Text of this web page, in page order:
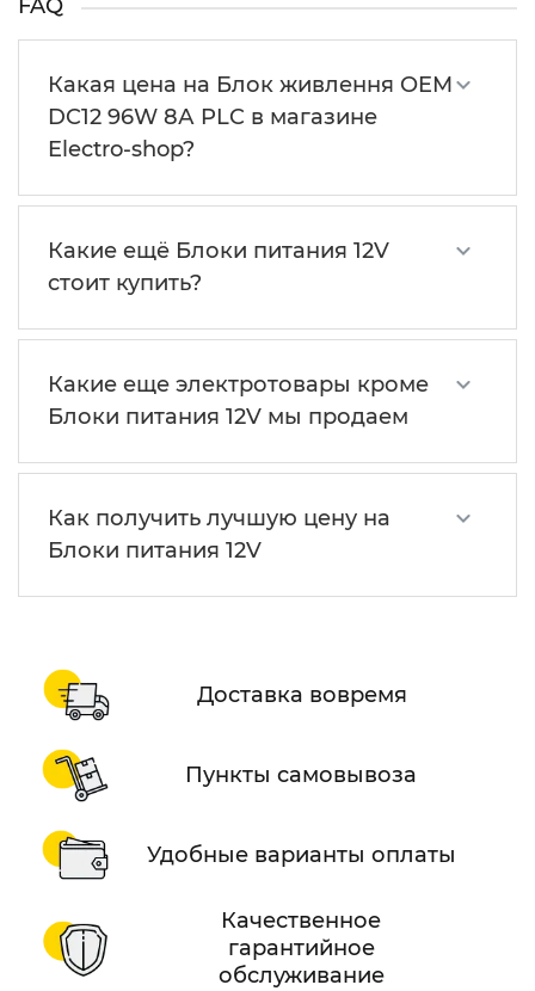
FAQ
Какая цена на Блок живлення OEM
DC12 96W 8А PLC в магазине
Electro-shop?
Какие ещё Блоки питания 12V
стоит купить?
Какие еще электротовары кроме
Блоки питания 12V мы продаем
Как получить лучшую цену на
Блоки питания 12V
Доставка вовремя
Пункты самовывоза
Удобные варианты оплаты
Качественное
гарантийное
обслуживание